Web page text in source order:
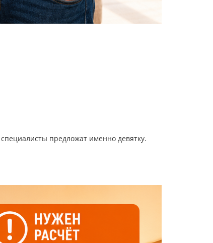
предложат именно девятку.